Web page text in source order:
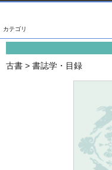
影印資料
書誌学・目録
画像がある商品のみ検索
古書 > 書誌学・目録